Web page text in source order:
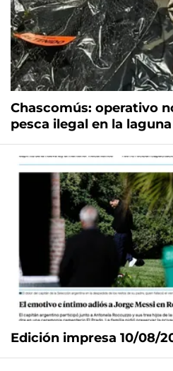
Chascomús: operativo
pesca ilegal en la laguna
Edición impresa 10/08/